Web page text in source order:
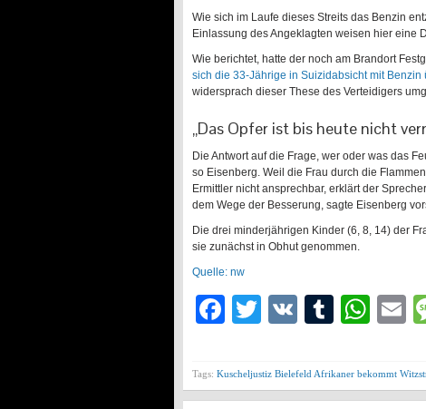
Wie sich im Laufe dieses Streits das Benzin
Einlassung des Angeklagten weisen hier eine
Wie berichtet, hatte der noch am Brandort
sich die 33-Jährige in Suizidabsicht mit
widersprach dieser These des Verteidigers
„Das Opfer ist bis heute nicht
Die Antwort auf die Frage, wer oder was das
so Eisenberg. Weil die Frau durch die
Ermittler nicht ansprechbar, erklärt der
dem Wege der Besserung, sagte Eisenberg
Die drei minderjährigen Kinder (6, 8, 14) der
sie zunächst in Obhut genommen.
Quelle: nw
Facebook
Twitter
VK Tumblr
Tags: Kuscheljustiz Bielefeld Afrikaner bekommt